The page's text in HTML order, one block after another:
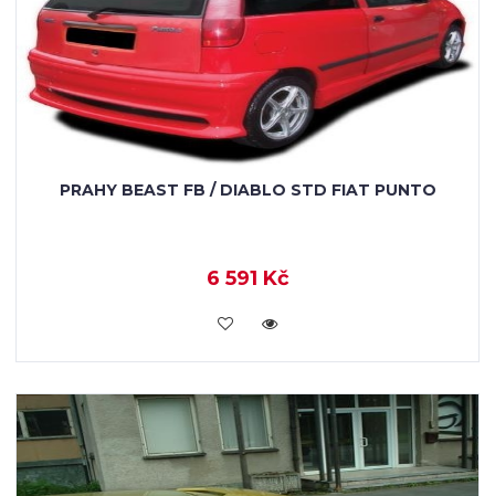
PRAHY BEAST FB / DIABLO STD FIAT PUNTO
6 591 Kč
KOUPIT